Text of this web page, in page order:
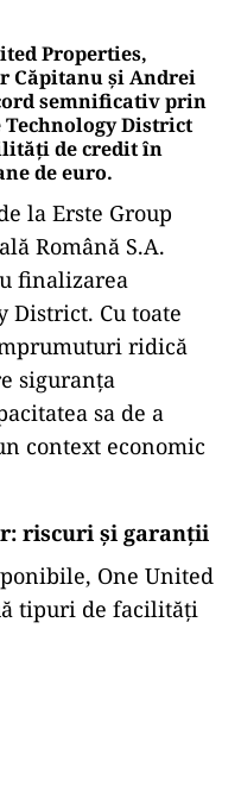
Properties,
Căpitanu și Andrei
semnificativ prin
District
de credit în
de euro.
la Erste Group
Română S.A.
finalizarea
District. Cu toate
ridică
siguranța
sa de a
context economic
riscuri și garanții
One United
tipuri de facilități